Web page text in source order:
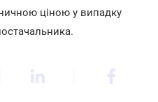
ціною у випадку